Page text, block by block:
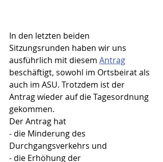
In den letzten beiden
Sitzungsrunden haben wir uns
ausführlich mit diesem Antrag
beschäftigt, sowohl im Ortsbeirat als
auch im ASU. Trotzdem ist der
Antrag wieder auf die Tagesordnung
gekommen.
Der Antrag hat
- die Minderung des
Durchgangsverkehrs und
- die Erhöhung der